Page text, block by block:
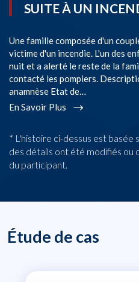
SUITE À UN
Une famille composée d'un
victime d'un incendie. L'un des
nuit et a alerté le reste de la
contacté les pompiers.
anamnèse Etat de…
En Savoir Plus
* L'histoire ci-dessus est basée
des détails ont été modifiés ou
du participant.
Étude de cas